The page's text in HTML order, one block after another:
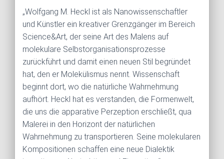
„Wolfgang M. Heckl ist als Nanowissenschaftler
und Künstler ein kreativer Grenzgänger im Bereich
Science&Art, der seine Art des Malens auf
molekulare Selbstorganisationsprozesse
zurückführt und damit einen neuen Stil begründet
hat, den er Molekülismus nennt. Wissenschaft
beginnt dort, wo die natürliche Wahrnehmung
aufhört. Heckl hat es verstanden, die Formenwelt,
die uns die apparative Perzeption erschließt, qua
Malerei in den Horizont der natürlichen
Wahrnehmung zu transportieren. Seine molekularen
Kompositionen schaffen eine neue Dialektik